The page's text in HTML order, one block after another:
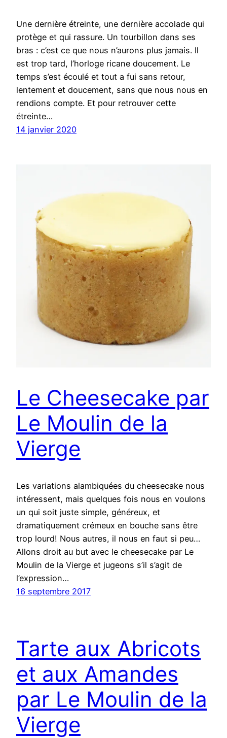
Une dernière étreinte, une dernière accolade qui
protège et qui rassure. Un tourbillon dans ses
bras : c’est ce que nous n’aurons plus jamais. Il
est trop tard, l’horloge ricane doucement. Le
temps s’est écoulé et tout a fui sans retour,
lentement et doucement, sans que nous nous en
rendions compte. Et pour retrouver cette
étreinte…
14 janvier 2020
Le Cheesecake par
Le Moulin de la
Vierge
Les variations alambiquées du cheesecake nous
intéressent, mais quelques fois nous en voulons
un qui soit juste simple, généreux, et
dramatiquement crémeux en bouche sans être
trop lourd! Nous autres, il nous en faut si peu…
Allons droit au but avec le cheesecake par Le
Moulin de la Vierge et jugeons s’il s’agit de
l’expression…
16 septembre 2017
Tarte aux Abricots
et aux Amandes
par Le Moulin de la
Vierge